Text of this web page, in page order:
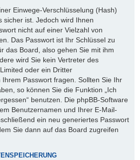
Einwege-Verschlüsselung (Hash)
sicher ist. Jedoch wird Ihnen
nicht auf einer Vielzahl von
Das Passwort ist Ihr Schlüssel zu
das Board, also gehen Sie mit ihm
wird Sie kein Vertreter des
oder ein Dritter
Passwort fragen. Sollten Sie Ihr
so können Sie die Funktion „Ich
benutzen. Die phpBB-Software
Benutzernamen und Ihrer E-Mail-
ein neu generiertes Passwort
Sie dann auf das Board zugreifen